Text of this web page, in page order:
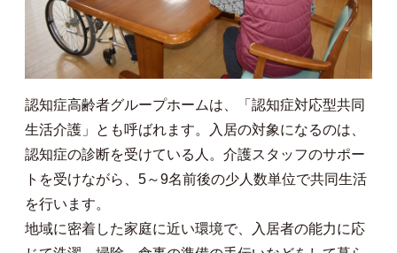
認知症高齢者グループホームは、「認知症対応型共同
生活介護」とも呼ばれます。入居の対象になるのは、
認知症の診断を受けている人。介護スタッフのサポー
トを受けながら、5～9名前後の少人数単位で共同生活
を行います。
地域に密着した家庭に近い環境で、入居者の能力に応